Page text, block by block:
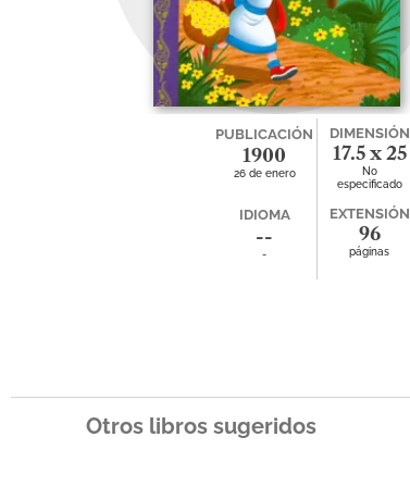
PUBLICACIÓN
1900
26 de enero
DIMENSIÓN
17.5 x 25
No
especificado
IDIOMA
--
-
EXTENSIÓN
96
páginas
Otros libros sugeridos